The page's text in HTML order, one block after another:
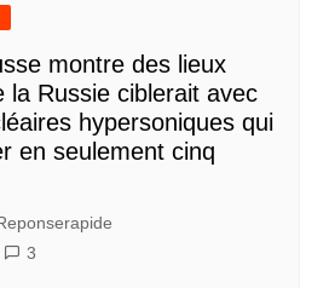
montre des lieux
la Russie ciblerait avec
hypersoniques qui
en seulement cinq
3